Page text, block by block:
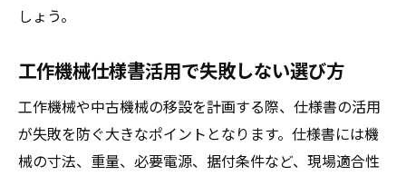
しょう。
工作機械仕様書活用で失敗しない選び方
工作機械や中古機械の移設を計画する際、仕様書の活用
が失敗を防ぐ大きなポイントとなります。仕様書には機
械の寸法、重量、必要電源、据付条件など、現場適合性